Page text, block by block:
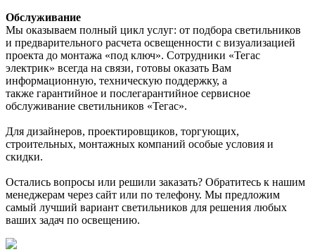
Обслуживание
Мы оказываем полный цикл услуг: от подбора светильников
и предварительного расчета освещенности с визуализацией
проекта до монтажа «под ключ». Сотрудники «Тегас
электрик» всегда на связи, готовы оказать Вам
информационную, техническую поддержку, а
также гарантийное и послегарантийное сервисное
обслуживание светильников «Тегас».
Для дизайнеров, проектировщиков, торгующих,
строительных, монтажных компаний особые условия и
скидки.
Остались вопросы или решили заказать? Обратитесь к нашим
менеджерам через сайт или по телефону. Мы предложим
самый лучший вариант светильников для решения любых
ваших задач по освещению.